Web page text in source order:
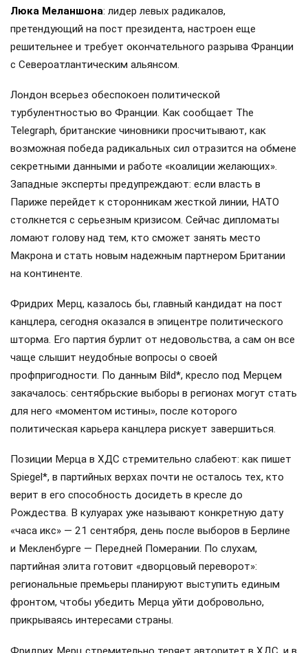
Люка Меланшона: лидер левых радикалов,
претендующий на пост президента, настроен еще
решительнее и требует окончательного разрыва Франции
с Североатлантическим альянсом.
Лондон всерьез обеспокоен политической
турбулентностью во Франции. Как сообщает The
Telegraph, британские чиновники просчитывают, как
возможная победа радикальных сил отразится на обмене
секретными данными и работе «коалиции желающих».
Западные эксперты предупреждают: если власть в
Париже перейдет к сторонникам жесткой линии, НАТО
столкнется с серьезным кризисом. Сейчас дипломаты
ломают голову над тем, кто сможет занять место
Макрона и стать новым надежным партнером Британии
на континенте.
Фридрих Мерц, казалось бы, главный кандидат на пост
канцлера, сегодня оказался в эпицентре политического
шторма. Его партия бурлит от недовольства, а сам он все
чаще слышит неудобные вопросы о своей
профпригодности. По данным Bild*, кресло под Мерцем
закачалось: сентябрьские выборы в регионах могут стать
для него «моментом истины», после которого
политическая карьера канцлера рискует завершиться.
Позиции Мерца в ХДС стремительно слабеют: как пишет
Spiegel*, в партийных верхах почти не осталось тех, кто
верит в его способность досидеть в кресле до
Рождества. В кулуарах уже называют конкретную дату
«часа икс» — 21 сентября, день после выборов в Берлине
и Мекленбурге — Передней Померании. По слухам,
партийная элита готовит «дворцовый переворот»:
региональные премьеры планируют выступить единым
фронтом, чтобы убедить Мерца уйти добровольно,
прикрываясь интересами страны.